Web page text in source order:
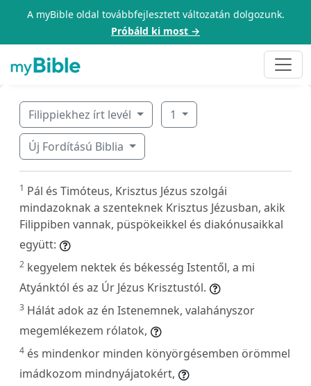
A myBible oldal továbbfejlesztett változatán dolgozunk.
Próbáld ki most →
Filippiekhez írt levél 1
Új Fordítású Biblia
1 Pál és Timóteus, Krisztus Jézus szolgái
mindazoknak a szenteknek Krisztus Jézusban, akik
Filippiben vannak, püspökeikkel és diakónusaikkal
együtt:
2 kegyelem nektek és békesség Istentől, a mi
Atyánktól és az Úr Jézus Krisztustól.
3 Hálát adok az én Istenemnek, valahányszor
megemlékezem rólatok,
4 és mindenkor minden könyörgésemben örömmel
imádkozom mindnyájatokért,